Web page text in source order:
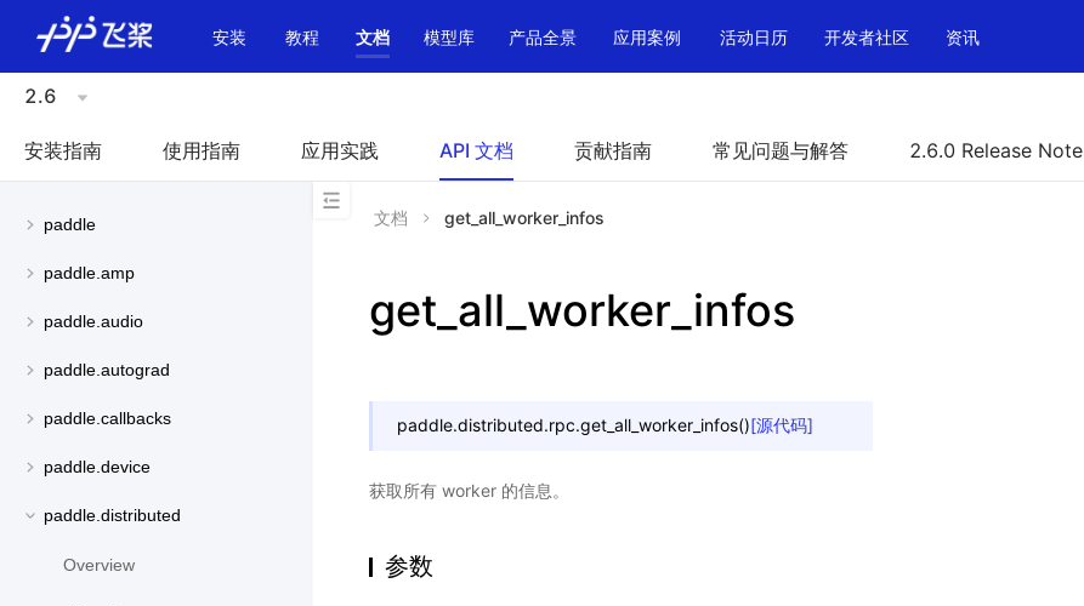
安装 教程 文档 模型库 产品全景 应用案例 活动日历 开发者社区 资讯
2.6
安装指南 使用指南 应用实践 API 文档 贡献指南 常见问题与解答 2.6.0 Release Note
paddle
paddle.amp
paddle.audio
paddle.autograd
paddle.callbacks
paddle.device
paddle.distributed
Overview
文档 get_all_worker_infos
get_all_worker_infos
paddle.distributed.rpc.get_all_worker_infos()[源代码]
获取所有 worker 的信息。
参数